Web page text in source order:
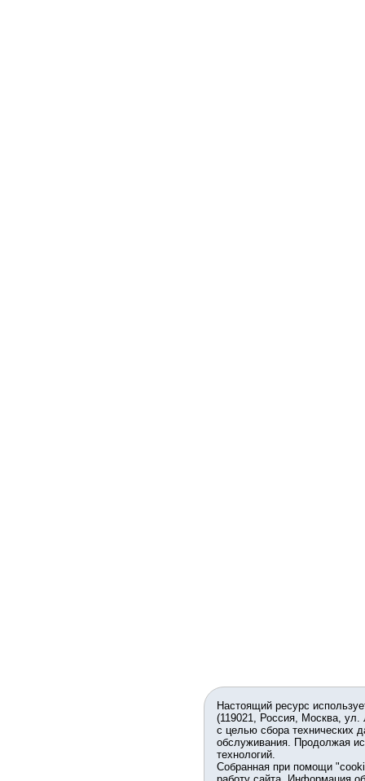
Настоящий ресурс
(119021, Россия, Москва,
с целью сбора технических
обслуживания. Продолжая
технологий.
Собранная при помощи